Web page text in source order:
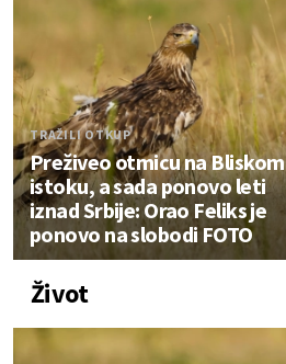
TRAŽILI OTKUP
Preživeo otmicu na Bliskom
istoku, a sada ponovo leti
iznad Srbije: Orao Feliks je
ponovo na slobodi FOTO
Život